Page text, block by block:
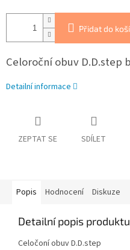
Přidat do
Celoroční obuv D.D.step
Detailní informace
ZEPTAT SE SDÍLET
Popis Hodnocení Diskuze
Detailní popis produktu
Celočoní obuv D.D.step